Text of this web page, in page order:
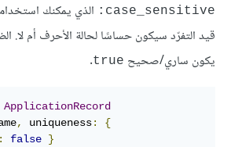
case_sensitive:
الذي يمكنك
قيد التفرّد سيكون حساسًا لحالة الأحرف أم لا.
يكون ساري/صحيح true
.
ApplicationRecord
, uniqueness:
{
: false }